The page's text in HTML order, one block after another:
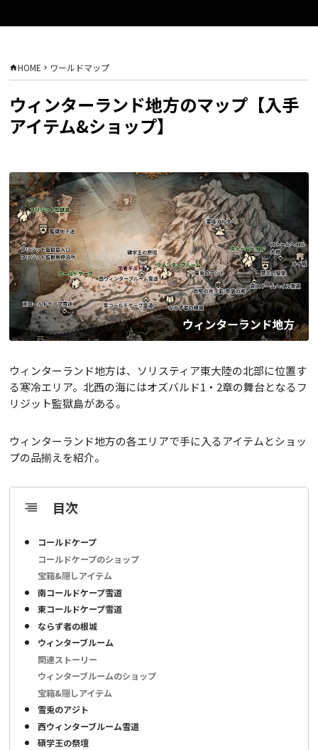
HOME ワールドマップ
ウィンターランド地方のマップ【入手
アイテム&ショップ】
ウィンターランド地方は、ソリスティア東大陸の北部に位置す
る寒冷エリア。北西の海にはオズバルド1・2章の舞台となるフ
リジット監獄島がある。
ウィンターランド地方の各エリアで手に入るアイテムとショッ
プの品揃えを紹介。
目次
コールドケープ
コールドケープのショップ
宝箱&隠しアイテム
南コールドケープ雪道
東コールドケープ雪道
ならず者の根城
ウィンターブルーム
関連ストーリー
ウィンターブルームのショップ
宝箱&隠しアイテム
雪兎のアジト
西ウィンターブルーム雪道
碩学王の祭壇